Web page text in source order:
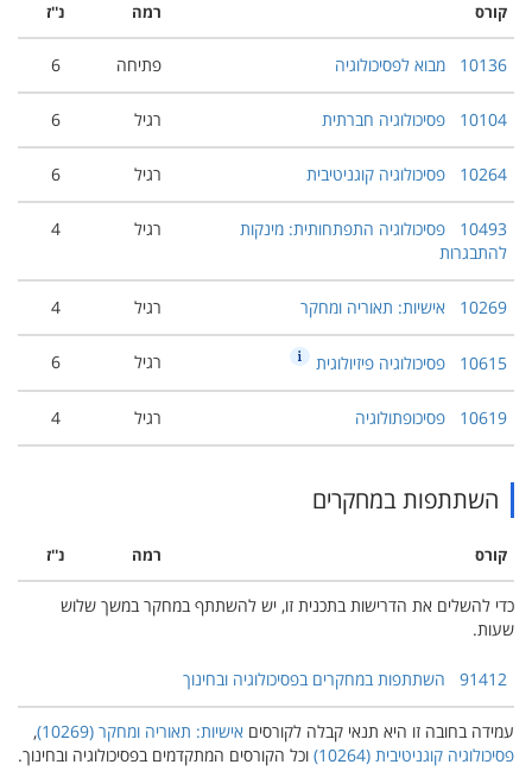
קורס רמה נ''ז
10136 מבוא לפסיכולוגיה פתיחה 6
10104 פסיכולוגיה חברתית רגיל 6
10264 פסיכולוגיה קוגניטיבית רגיל 6
10493 פסיכולוגיה התפתחותית: מינקות
להתבגרות
רגיל 4
10269 אישיות: תאוריה ומחקר רגיל 4
10615 פסיכולוגיה פיזיולוגית רגיל 6
10619 פסיכופתולוגיה רגיל 4
השתתפות במחקרים
קורס רמה נ''ז
כדי להשלים את הדרישות בתכנית זו, יש להשתתף במחקר במשך שלוש
שעות.
91412 השתתפות במחקרים בפסיכולוגיה ובחינוך
עמידה בחובה זו היא תנאי קבלה לקורסים אישיות: תאוריה ומחקר (‏10269‎)‏
,
פסיכולוגיה קוגניטיבית (‏10264‎)
‏ וכל הקורסים המתקדמים בפסיכולוגיה ובחינוך.